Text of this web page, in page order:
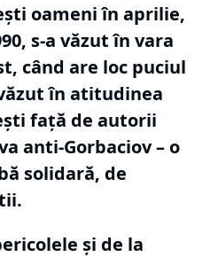
oameni în aprilie,
s-a văzut în vara
când are loc puciul
în atitudinea
față de autorii
anti-Gorbaciov – o
solidară, de
și de la